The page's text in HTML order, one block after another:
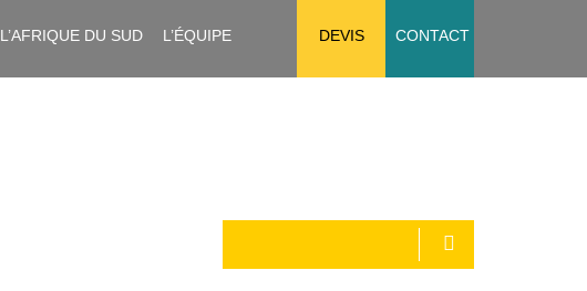
L’AFRIQUE DU SUD L’ÉQUIPE DEVIS CONTACT